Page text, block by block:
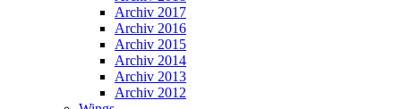
Archiv 2017
Archiv 2016
Archiv 2015
Archiv 2014
Archiv 2013
Archiv 2012